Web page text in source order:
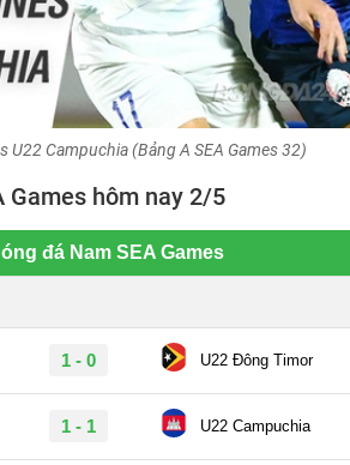
U22 Campuchia (Bảng A SEA Games 32)
Games hôm nay 2/5